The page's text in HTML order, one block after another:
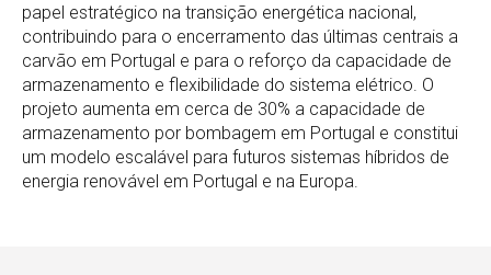
papel estratégico na transição energética nacional,
contribuindo para o encerramento das últimas centrais a
carvão em Portugal e para o reforço da capacidade de
armazenamento e flexibilidade do sistema elétrico. O
projeto aumenta em cerca de 30% a capacidade de
armazenamento por bombagem em Portugal e constitui
um modelo escalável para futuros sistemas híbridos de
energia renovável em Portugal e na Europa.